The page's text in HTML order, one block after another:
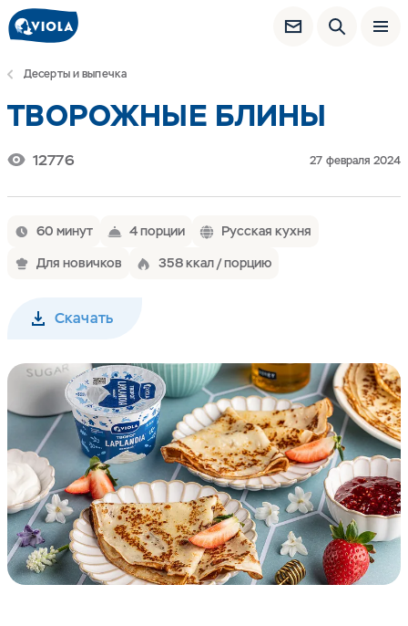
Десерты и выпечка
ТВОРОЖНЫЕ БЛИНЫ
12776 27 февраля 2024
60 минут 4 порции
Русская кухня
Для новичков
358 ккал / порцию
Скачать